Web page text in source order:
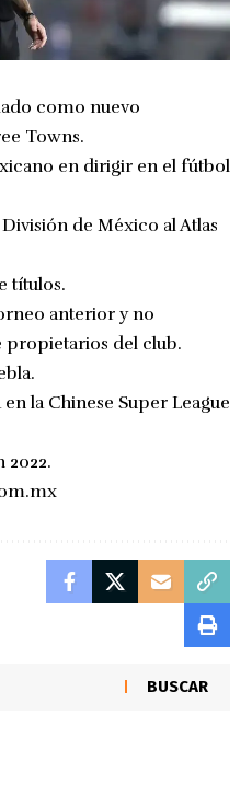
como nuevo
Towns.
en dirigir en el fútbol
de México al Atlas
títulos.
anterior y no
del club.
la Chinese Super League
2022.
BUSCAR